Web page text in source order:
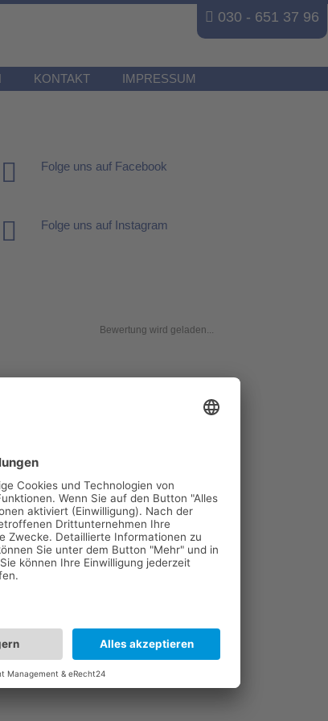
030 - 651 37 96
KONTAKT IMPRESSUM
Folge uns auf Facebook
Folge uns auf Instagram
Bewertung wird geladen...